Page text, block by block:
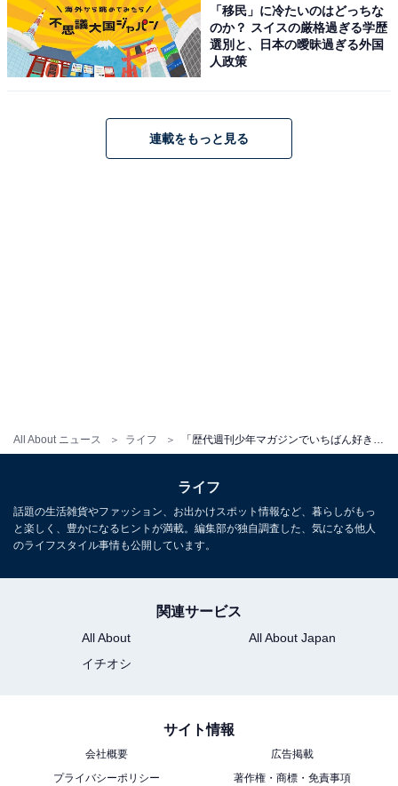
All About ニュース ライフ
「移民」に冷たいのはどっちな
のか？ スイスの厳格過ぎる学歴
選別と、日本の曖昧過ぎる外国
人政策
連載をもっと見る
ライフ
話題の生活雑貨やファッション、お出かけスポット情報など、暮らしがもっ
と楽しく、豊かになるヒントが満載。編集部が独自調査した、気になる他人
のライフスタイル事情も公開しています。
関連サービス
All About
All About Japan
イチオシ
サイト情報
会社概要
広告掲載
プライバシーポリシー
著作権・商標・免責事項